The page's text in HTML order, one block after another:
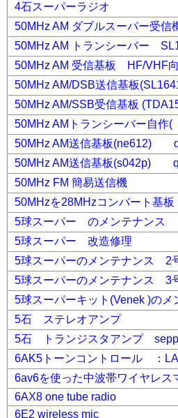
4石スーパーラジオ
50MHz AM ダブルスーパー受信
50MHz AM トランシーバー
50MHz AM 受信基板 HF/VHF
50MHz AM/DSB送信基板
50MHz AM/SSB受信基板
50MHz AMトランシーバー自
50MHz AM送信基板(ne612)
50MHz AM送信基板(s042p)
50MHz FM 簡易送信機
50MHzを28MHzコンバート基板
5球スーパー のメンテナンス
5球スーパー 改造修理
5球スーパーのメンテナンス 2
5球スーパーのメンテナンス 3
5球スーパーキット(Venek )のメ
5石 ステレオアンプ
5石 トランジスタアンプ
6AK5トーンコントロール ：
6av6を使った中波帯ワイヤレス
6AX8 one tube radio
6E2 wireless mic